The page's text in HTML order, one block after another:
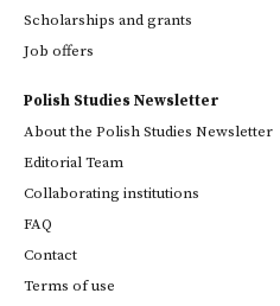
Scholarships and grants
Job offers
Polish Studies Newsletter
About the Polish Studies Newsletter
Editorial Team
Collaborating institutions
FAQ
Contact
Terms of use